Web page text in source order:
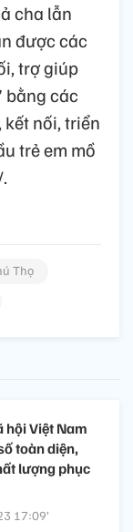
cha lẫn
được các
trợ giúp
bằng các
nối, triển
trẻ em mồ
Thọ
hội Việt Nam
toàn diện,
lượng phục
17:09’